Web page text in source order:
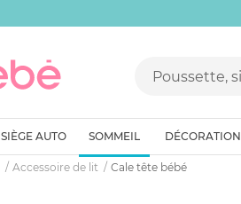
SIÈGE AUTO SOMMEIL DÉCORATION
Accessoire de lit Cale tête bébé